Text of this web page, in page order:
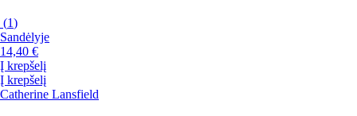
(1)
Sandėlyje
14,40 €
Į krepšelį
Į krepšelį
Catherine Lansfield